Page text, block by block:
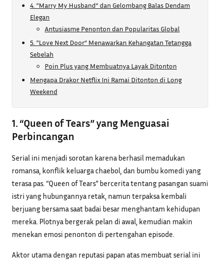
4. “Marry My Husband” dan Gelombang Balas Dendam
Elegan
Antusiasme Penonton dan Popularitas Global
5. “Love Next Door” Menawarkan Kehangatan Tetangga
Sebelah
Poin Plus yang Membuatnya Layak Ditonton
Mengapa Drakor Netflix Ini Ramai Ditonton di Long
Weekend
1. “Queen of Tears” yang Menguasai
Perbincangan
Serial ini menjadi sorotan karena berhasil memadukan
romansa, konflik keluarga chaebol, dan bumbu komedi yang
terasa pas. “Queen of Tears” bercerita tentang pasangan suami
istri yang hubungannya retak, namun terpaksa kembali
berjuang bersama saat badai besar menghantam kehidupan
mereka. Plotnya bergerak pelan di awal, kemudian makin
menekan emosi penonton di pertengahan episode.
Aktor utama dengan reputasi papan atas membuat serial ini